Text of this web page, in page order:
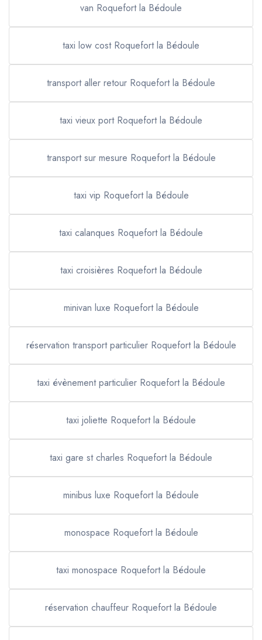
van Roquefort la Bédoule
taxi low cost Roquefort la Bédoule
transport aller retour Roquefort la Bédoule
taxi vieux port Roquefort la Bédoule
transport sur mesure Roquefort la Bédoule
taxi vip Roquefort la Bédoule
taxi calanques Roquefort la Bédoule
taxi croisières Roquefort la Bédoule
minivan luxe Roquefort la Bédoule
réservation transport particulier Roquefort la Bédoule
taxi évènement particulier Roquefort la Bédoule
taxi joliette Roquefort la Bédoule
taxi gare st charles Roquefort la Bédoule
minibus luxe Roquefort la Bédoule
monospace Roquefort la Bédoule
taxi monospace Roquefort la Bédoule
réservation chauffeur Roquefort la Bédoule